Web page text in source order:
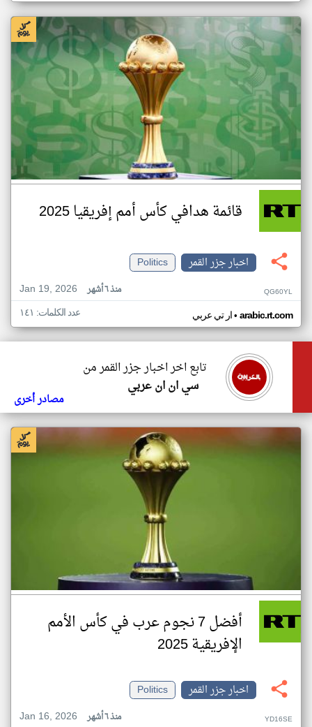
قائمة هدافي كأس أمم إفريقيا 2025
اخبار جزر القمر
Politics
Jan 19, 2026
منذ ٦ أشهر QG60YL
ار تي عربي• arabic.rt.com عدد الكلمات: ١٤١
تابع اخر اخبار جزر القمر من
سي ان ان عربي
مصادر أخرى
أفضل 7 نجوم عرب في كأس الأمم
الإفريقية 2025
اخبار جزر القمر
Politics
Jan 16, 2026
منذ ٦ أشهر YD16SE